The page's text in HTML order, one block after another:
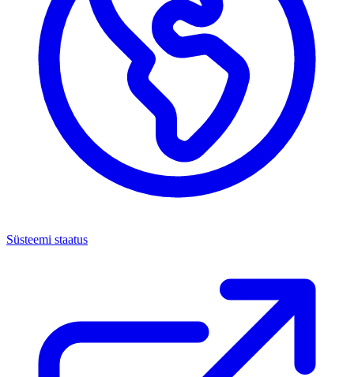
Süsteemi staatus